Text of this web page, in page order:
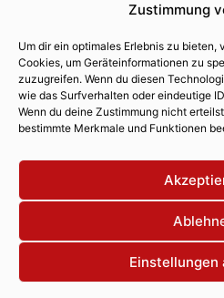
Zustimmung
Um dir ein optimales Erlebnis zu
Cookies, um Geräteinformationen zu
zuzugreifen. Wenn du diesen
wie das Surfverhalten oder eindeutige
Wenn du deine Zustimmung nicht
bestimmte Merkmale und Funktionen
Einstellungen